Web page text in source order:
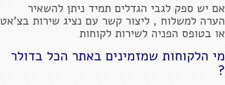
אם יש ספק לגבי הגדלים תמיד ניתן להשאיר
הערה למשלוח , ליצור קשר עם נציג שירות בצ'אט
או בטופס הפניה לשירות לקוחות
מי הלקוחות שמזמינים באתר הכל בדולר
?